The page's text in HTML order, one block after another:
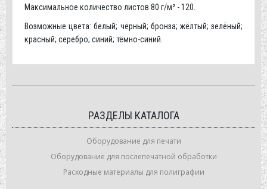
Максимальное количество листов 80 г/м² - 120.
Возможные цвета: белый; чёрный; бронза; жёлтый; зелёный;
красный; серебро; синий; тёмно-синий.
РАЗДЕЛЫ КАТАЛОГА
Оборудование для печати
Оборудование для послепечатной обработки
Расходные материалы для полиграфии